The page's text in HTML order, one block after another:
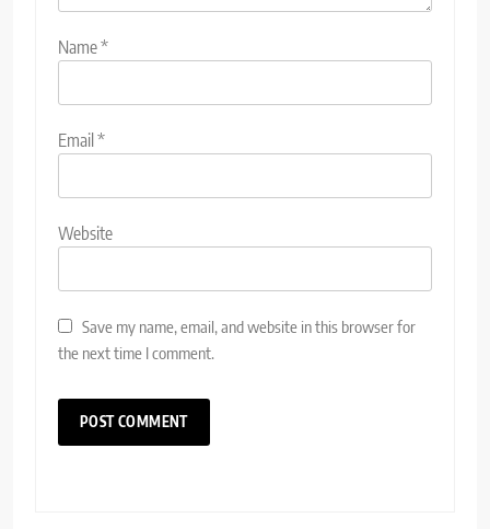
Name*
Email *
Website
Save my name, email, and website in this browser for
the next time I comment.